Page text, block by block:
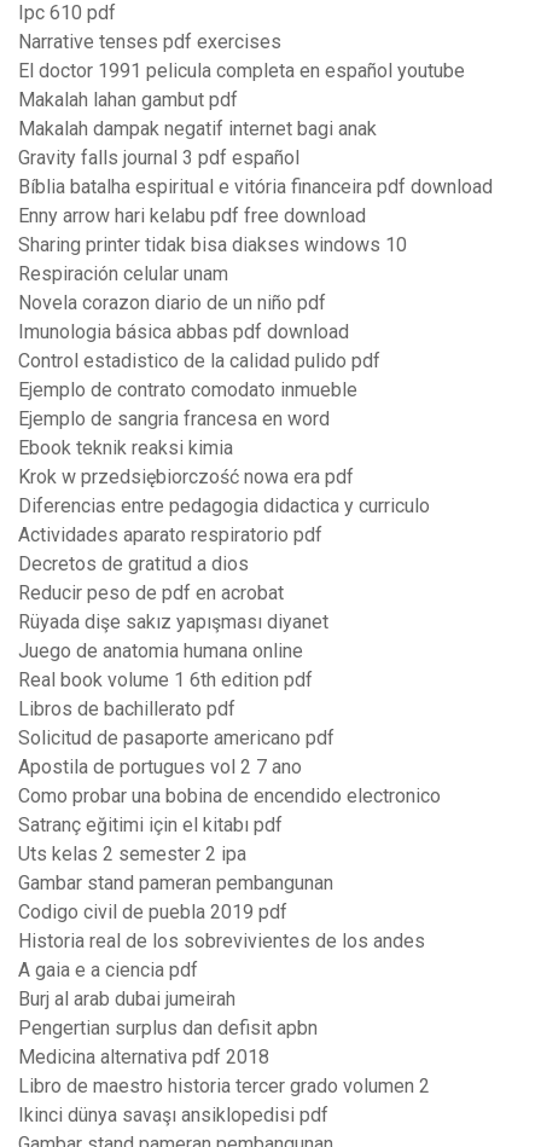
Ipc 610 pdf
Narrative tenses pdf exercises
El doctor 1991 pelicula completa en español youtube
Makalah lahan gambut pdf
Makalah dampak negatif internet bagi anak
Gravity falls journal 3 pdf español
Bíblia batalha espiritual e vitória financeira pdf download
Enny arrow hari kelabu pdf free download
Sharing printer tidak bisa diakses windows 10
Respiración celular unam
Novela corazon diario de un niño pdf
Imunologia básica abbas pdf download
Control estadistico de la calidad pulido pdf
Ejemplo de contrato comodato inmueble
Ejemplo de sangria francesa en word
Ebook teknik reaksi kimia
Krok w przedsiębiorczość nowa era pdf
Diferencias entre pedagogia didactica y curriculo
Actividades aparato respiratorio pdf
Decretos de gratitud a dios
Reducir peso de pdf en acrobat
Rüyada dişe sakız yapışması diyanet
Juego de anatomia humana online
Real book volume 1 6th edition pdf
Libros de bachillerato pdf
Solicitud de pasaporte americano pdf
Apostila de portugues vol 2 7 ano
Como probar una bobina de encendido electronico
Satranç eğitimi için el kitabı pdf
Uts kelas 2 semester 2 ipa
Gambar stand pameran pembangunan
Codigo civil de puebla 2019 pdf
Historia real de los sobrevivientes de los andes
A gaia e a ciencia pdf
Burj al arab dubai jumeirah
Pengertian surplus dan defisit apbn
Medicina alternativa pdf 2018
Libro de maestro historia tercer grado volumen 2
Ikinci dünya savaşı ansiklopedisi pdf